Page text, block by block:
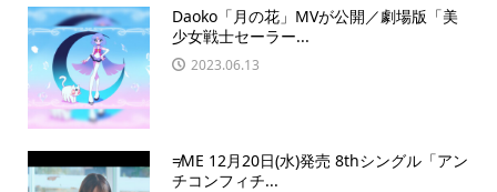
Daoko「月の花」MVが公開／劇場版「美
少女戦士セーラー...
2023.06.13
≠ME 12月20日(水)発売 8thシングル「アン
チコンフィチ...